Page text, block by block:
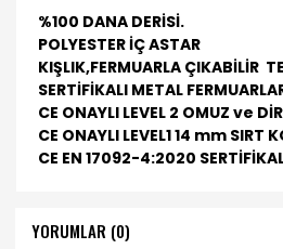
%100 DANA DERİSİ.
POLYESTER İÇ ASTAR
KIŞLIK,FERMUARLA ÇIKABİLİR
SERTİFİKALI METAL
CE ONAYLI LEVEL 2 OMUZ ve
CE ONAYLI LEVEL1 14 mm SIRT
CE EN 17092-4:2020
YORUMLAR (0)